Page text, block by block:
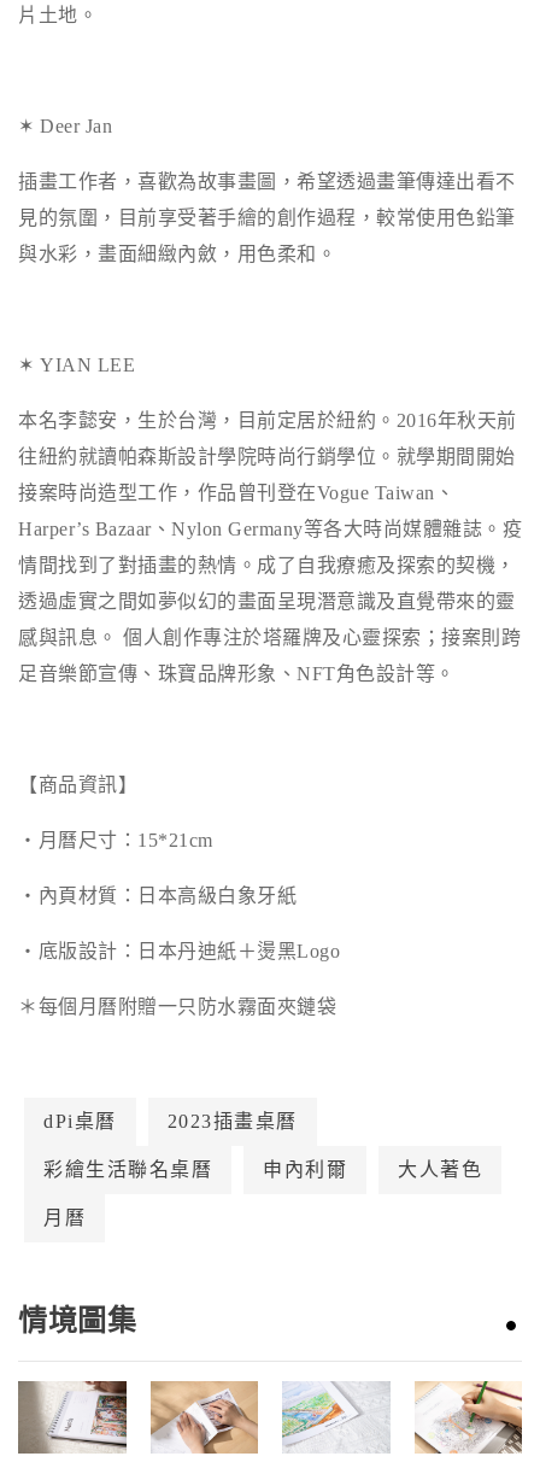
片土地。
✶ Deer Jan
插畫工作者，喜歡為故事畫圖，希望透過畫筆傳達出看不
見的氛圍，目前享受著手繪的創作過程，較常使用色鉛筆
與水彩，畫面細緻內斂，用色柔和。
✶ YIAN LEE
本名李懿安，生於台灣，目前定居於紐約。 2016年秋天前
往紐約就讀帕森斯設計學院時尚行銷學位。就學期間開始
接案時尚造型工作，作品曾刊登在Vogue Taiwan、
Harper’s Bazaar、Nylon Germany等各大時尚媒體雜誌。疫
情間找到了對插畫的熱情。成了自我療癒及探索的契機，
透過虛實之間如夢似幻的畫面呈現潛意識及直覺帶來的靈
感與訊息。 個人創作專注於塔羅牌及心靈探索；接案則跨
足音樂節宣傳、珠寶品牌形象、NFT角色設計等。
【商品資訊】
・月曆尺寸：15*21cm
・內頁材質：日本高級白象牙紙
・底版設計：日本丹迪紙＋燙黑Logo
＊每個月曆附贈一只防水霧面夾鏈袋
dPi桌曆 2023插畫桌曆
彩繪生活聯名桌曆 申內利爾 大人著色
月曆
情境圖集